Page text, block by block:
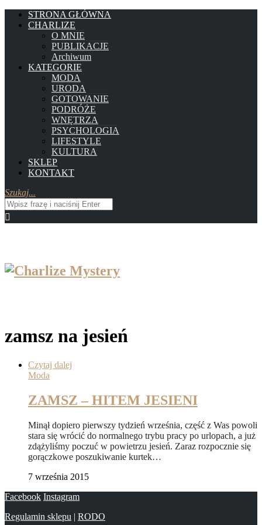
STRONA GŁÓWNA
CHARLIZE
O MNIE
PUBLIKACJE
Archiwum
KATEGORIE
MODA
URODA
GOTOWANIE
PODRÓŻE
WNĘTRZA
PSYCHOLOGIA
LIFESTYLE
KULTURA
SKLEP
KONTAKT
Szukaj...
zamsz na jesień
Czytaj dalej
Moda
ZAMSZ – HITEM JESIENI
Minął dopiero pierwszy tydzień września, część z Was powoli
stara się wrócić do normalnego trybu pracy po urlopach, a już
zdążyliśmy poczuć w powietrzu jesień. Zaraz rozpocznie się
gorączkowe poszukiwanie kurtek…
7 września 2015
Facebook Instagram
Regulamin sklepu | RODO